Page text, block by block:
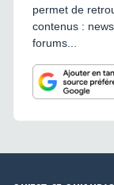
permet de
contenus :
forums...